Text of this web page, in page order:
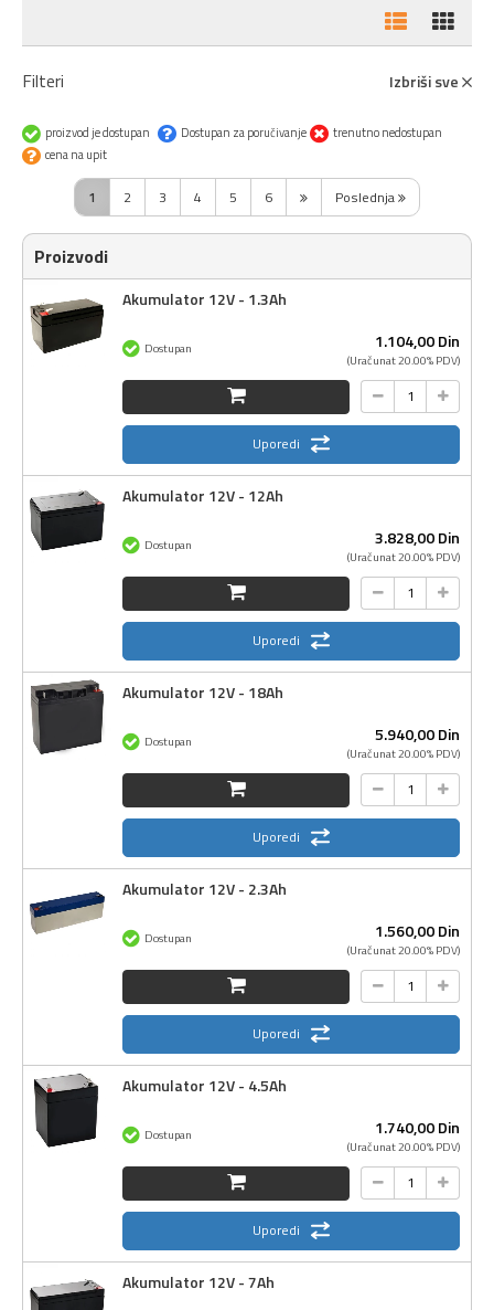
Filteri Izbriši sve
proizvod je dostupan Dostupan za poručivanje
trenutno nedostupan
cena na upit
1 2 3 4 5 6 Poslednja
Proizvodi
Akumulator 12V - 1.3Ah
1.104,00Din
(Uračunat 20.00% PDV)
Dostupan
Uporedi
Akumulator 12V - 12Ah
3.828,00Din
(Uračunat 20.00% PDV)
Dostupan
Uporedi
Akumulator 12V - 18Ah
5.940,00Din
(Uračunat 20.00% PDV)
Dostupan
Uporedi
Akumulator 12V - 2.3Ah
1.560,00Din
(Uračunat 20.00% PDV)
Dostupan
Uporedi
Akumulator 12V - 4.5Ah
1.740,00Din
(Uračunat 20.00% PDV)
Dostupan
Uporedi
Akumulator 12V - 7Ah